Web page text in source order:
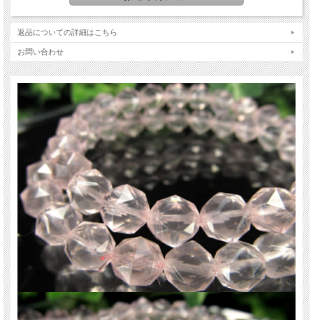
ローズクォーツは心を癒し、愛と平和をもたらすパワーストーンとしても知ら
れ、自己愛や他者への愛を育むサポートをしてくれます。
スターカットの輝きを楽しめるこのブレスレットは、デザインブレスレットのア
クセントとしても最適です。
この機会にぜひお手に取って、その魅力を実感してください！
【意味合い・云われ・伝承等】
・恋愛成就
・美の象徴
・優しさ、思いやりの心を高める
ローズクォーツの名の由来は、愛と美の女神アフロディーテに捧げられたバラか
ら命名されています。
またスターローズクォーツは、ローズクォーツのエネルギーをより高める効果が
あると云われています。
数に限りがございますので、お早めに！
ご注意事項
※天然石ですので細かなカケや凹み、歪な部分やクラックなどがある場合があり
ます。
※出来る限り自然な色みになるよう撮影を心がけておりますが、お使いのディス
プレイ環境によって表示される色みに差が出る場合があります。ご了承下さい。
※ブレスレット、連商品は一連状態での仕入れとなっておりますので歪な珠が含
まれていることがあります。
返品についての詳細はこちら
お問い合わせ